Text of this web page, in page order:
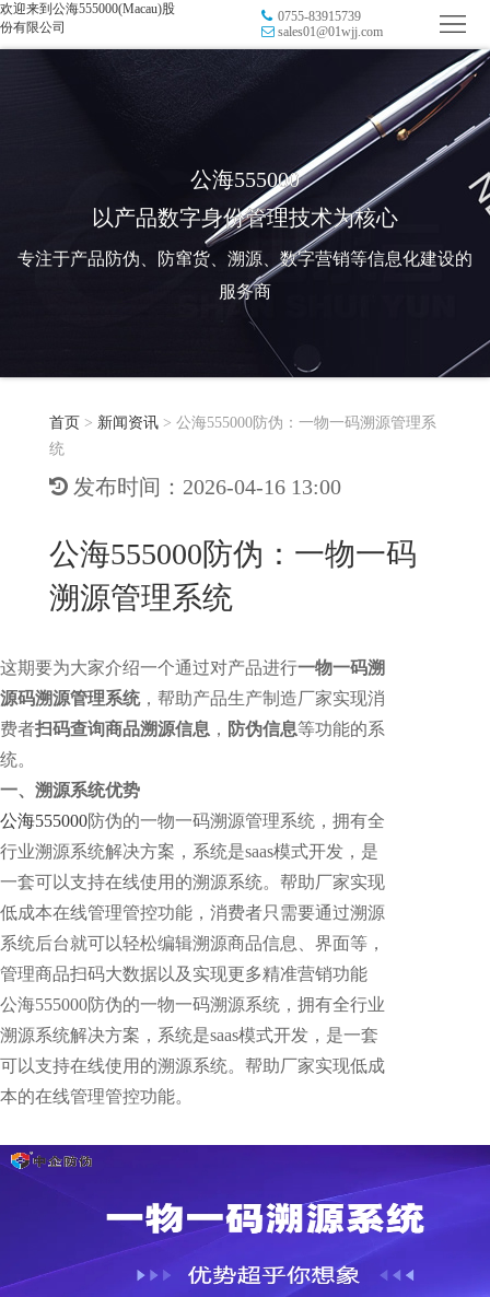
欢迎来到公海555000(Macau)股
份有限公司
0755-83915739
sales01@01wjj.com
首
签 营
慧
行
公海555000
以产品数字身份管理技术为核心
专注于产品防伪、防窜货、溯源、数字营销等信息化建设的
服务商
首页 > 新闻资讯> 公海555000防伪：一物一码溯源管理系
统
发布时间：2026-04-16 13:00
公海555000防伪：一物一码
溯源管理系统
这期要为大家介绍一个通过对产品进行一物一码溯
源码溯源管理系统，帮助产品生产制造厂家实现消
费者扫码查询商品溯源信息 ， 防伪信息等功能的系
统。
一、溯源系统优势
公海555000防伪的一物一码溯源管理系统，拥有全
行业溯源系统解决方案，系统是saas模式开发，是
一套可以支持在线使用的溯源系统。帮助厂家实现
低成本在线管理管控功能，消费者只需要通过溯源
系统后台就可以轻松编辑溯源商品信息、界面等，
管理商品扫码大数据以及实现更多精准营销功能
公海555000防伪的一物一码溯源系统，拥有全行业
溯源系统解决方案，系统是saas模式开发，是一套
可以支持在线使用的溯源系统。帮助厂家实现低成
本的在线管理管控功能。